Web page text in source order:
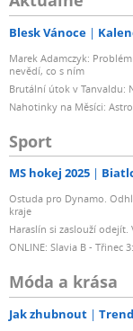
Blesk Vánoce
Marek Adamczyk:
nevědí, co s ním
Brutální útok v Tanvaldu:
Nahotinky na Měsíci:
Sport
MS hokej 2025
Ostuda pro Dynamo.
kraje
Haraslín si zaslouží
ONLINE: Slavia B - Třinec
Móda a krása
Jak zhubnout